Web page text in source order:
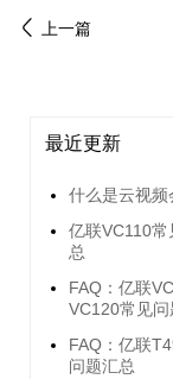
上一篇
最近更新
什么是云视频
亿联VC110常
总
FAQ：亿联
VC120常见问
FAQ：亿联
问题汇总